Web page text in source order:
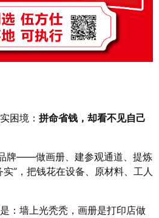
困境： 拼命省钱，却看不见自己
牌——做画册、建参观通道、提炼
”，把钱花在设备、原材料、工人
：墙上光秃秃，画册是打印店做